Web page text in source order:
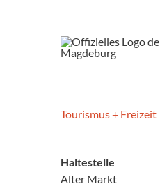
Tourismus + Freizeit
Haltestelle
Alter Markt